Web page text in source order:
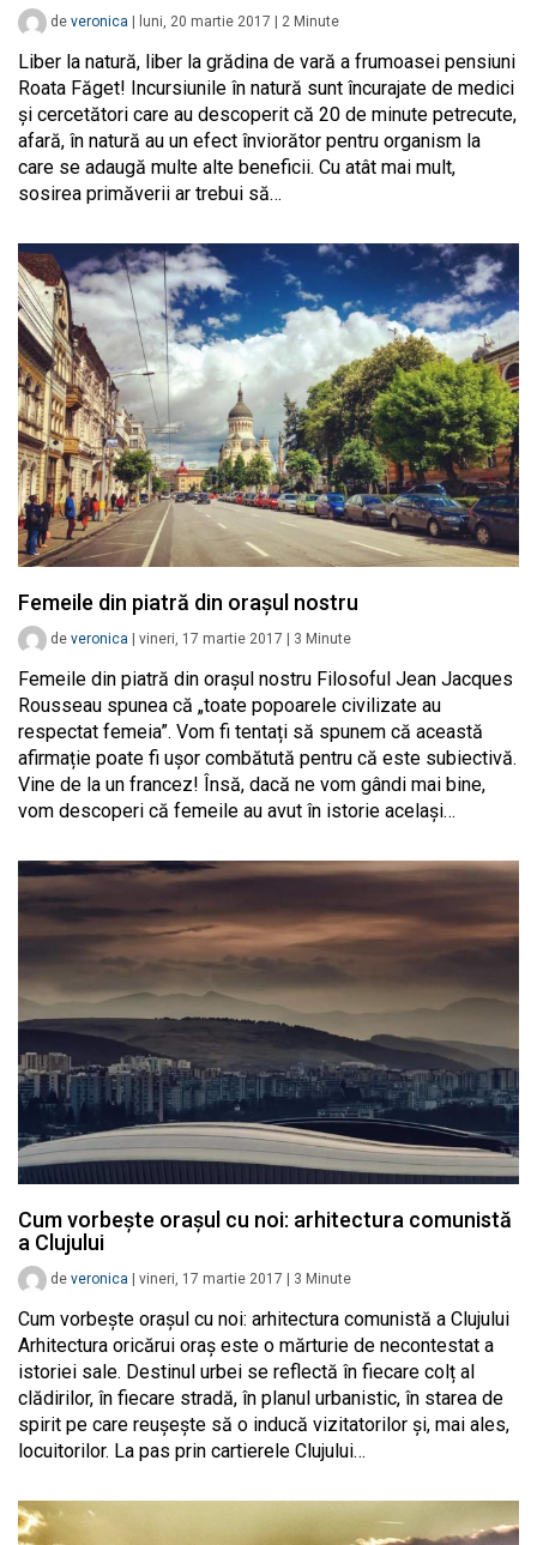
de veronica luni, 20 martie 2017 2 Minute
Liber la natură, liber la grădina de vară a frumoasei pensiuni
Roata Făget! Incursiunile în natură sunt încurajate de medici
și cercetători care au descoperit că 20 de minute petrecute,
afară, în natură au un efect înviorător pentru organism la
care se adaugă multe alte beneficii. Cu atât mai mult,
sosirea primăverii ar trebui să…
Femeile din piatră din orașul nostru
de veronica vineri, 17 martie 2017 3 Minute
Femeile din piatră din orașul nostru Filosoful Jean Jacques
Rousseau spunea că „toate popoarele civilizate au
respectat femeia”. Vom fi tentați să spunem că această
afirmație poate fi ușor combătută pentru că este subiectivă.
Vine de la un francez! Însă, dacă ne vom gândi mai bine,
vom descoperi că femeile au avut în istorie același…
Cum vorbește orașul cu noi: arhitectura comunistă
a Clujului
de veronica vineri, 17 martie 2017 3 Minute
Cum vorbește orașul cu noi: arhitectura comunistă a Clujului
Arhitectura oricărui oraș este o mărturie de necontestat a
istoriei sale. Destinul urbei se reflectă în fiecare colț al
clădirilor, în fiecare stradă, în planul urbanistic, în starea de
spirit pe care reușește să o inducă vizitatorilor și, mai ales,
locuitorilor. La pas prin cartierele Clujului…